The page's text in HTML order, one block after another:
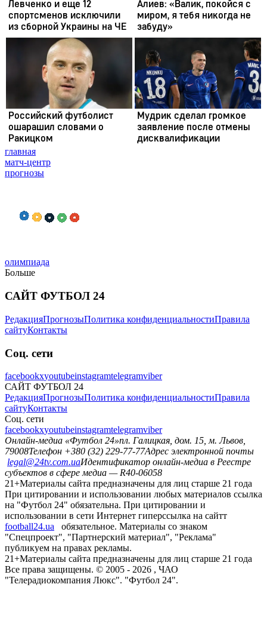
главная
матч-центр
прогнозы
олимпиада
Больше
САЙТ ФУТБОЛ 24
РедакцияПрогнозыПолитика конфиденциальностиПравила
сайтуКонтакты
Соц. сети
facebookxyoutubeinstagramtelegramviber
САЙТ ФУТБОЛ 24
РедакцияПрогнозыПолитика конфиденциальностиПравила
сайтуКонтакты
Соц. сети
facebookxyoutubeinstagramtelegramviber
Онлайн-медиа «Футбол 24»пл. Галицкая, дом. 15, м. Львов,
79008Телефон +380 (32) 229-77-77Адрес электронной почты
legal@24tv.com.uaИдентификатор онлайн-медиа в Реестре
субъектов в сфере медиа — R40-06058
21+Материалы сайта предназначены для лиц старше 21 года
При цитировании и использовании любых материалов ссылка
на "Футбол 24" обязательна. При цитировании и
использовании в сети Интернет гиперссылка на сайтт
football24.ua
обязательное. Материалы со знаком
"Спецпроект", "Партнерский материал", "Реклама"
публикуем на правах рекламы.
21+Материалы сайта предназначены для лиц старше 21 года
Все права защищены. © 2005 - 2026 , ЧАО
"Телерадиокомпания Люкс". "Футбол 24".